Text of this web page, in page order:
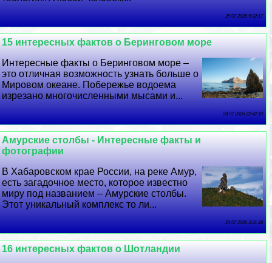
25 07 2026 9:32:17
15 интересных фактов о Беринговом море
Интересные факты о Беринговом море –
это отличная возможность узнать больше о
Мировом океане. Побережье водоема
изрезано многочисленными мысами и...
24 07 2026 22:42:10
Амурские столбы - Интересные факты и
фотографии
В Хабаровском крае России, на реке Амур,
есть загадочное место, которое известно
миру под названием – Амурские столбы.
Этот уникальный комплекс то ли...
23 07 2026 3:31:48
16 интересных фактов о Шотландии